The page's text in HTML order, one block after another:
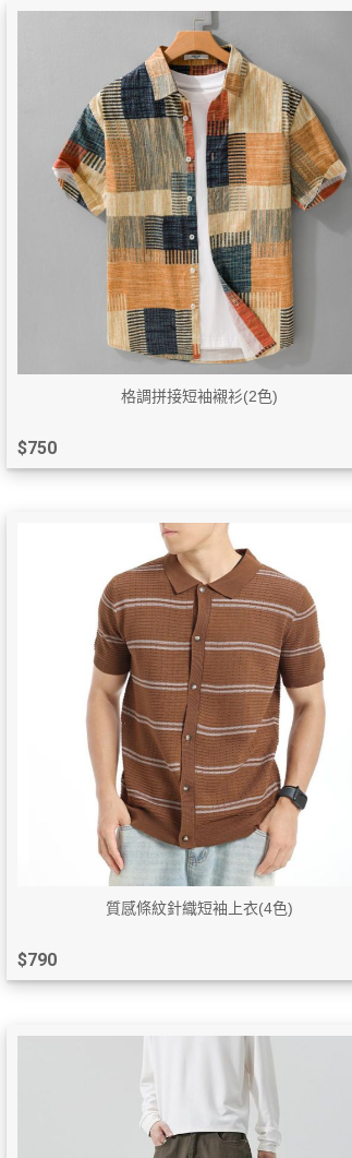
格調拼接短袖襯衫(2色)
$750
質感條紋針織短袖上衣(4色)
$790